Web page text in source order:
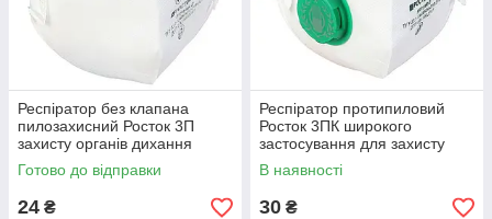
Респіратор без клапана
пилозахисний Росток 3П
захисту органів дихання
широкого застосування
Готово до відправки
24 ₴
Респіратор протипиловий
Росток 3ПК широкого
застосування для захисту
органів дихання
В наявності
30 ₴